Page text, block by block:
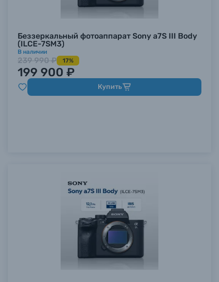
Беззеркальный фотоаппарат Sony a7S III Body
(ILCE-7SM3)
В наличии
239 990 ₽ 17%
199 900 ₽
Купить